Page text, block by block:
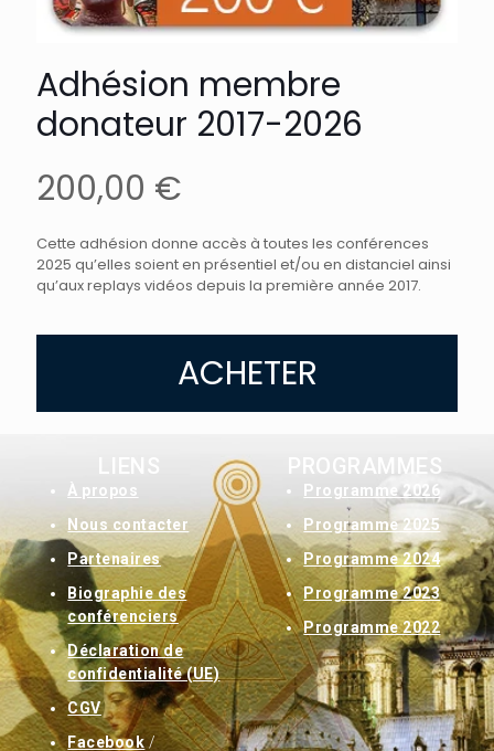
Adhésion membre
donateur 2017-2026
200,00 €
Cette adhésion donne accès à toutes les conférences
2025 qu’elles soient en présentiel et/ou en distanciel ainsi
qu’aux replays vidéos depuis la première année 2017.
ACHETER
LIENS
À propos
Nous contacter
Partenaires
Biographie des
conférenciers
Déclaration de
confidentialité (UE)
CGV
Facebook /
PROGRAMMES
Programme 2026
Programme 2025
Programme 2024
Programme 2023
Programme 2022